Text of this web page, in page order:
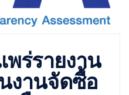
พร่รายงาน
งานจัดซื้อ